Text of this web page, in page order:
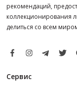
рекомендаций,
коллекционирования
делиться со всем
Сервис